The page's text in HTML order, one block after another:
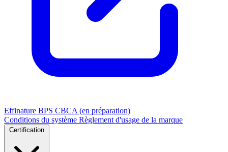
Effinature BPS CBCA (en préparation)
Conditions du système Règlement d'usage de la marque
Certification